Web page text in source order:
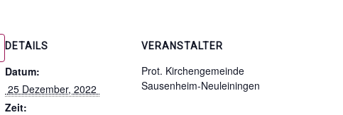
DETAILS
Datum:
25 Dezember, 2022
Zeit:
VERANSTALTER
Prot. Kirchengemeinde
Sausenheim-Neuleiningen